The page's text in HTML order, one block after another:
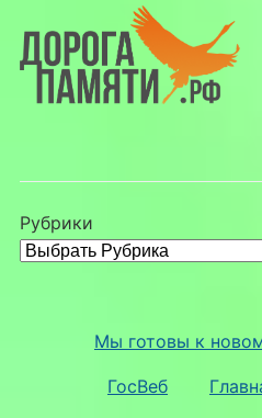
Рубрики
Мы готовы к
ГосВеб